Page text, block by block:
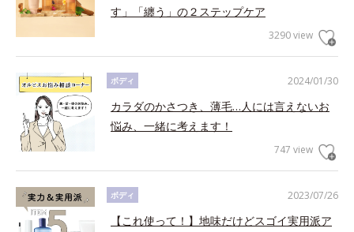
す」「纏う」の２ステップケア
3290 view
2024/01/30
ボディ
カラダのかさつき、薄毛…人には言えないお
悩み、一緒に考えます！
747 view
2023/07/26
ボディ
【これ使って！】地味だけどスゴイ実用派ア